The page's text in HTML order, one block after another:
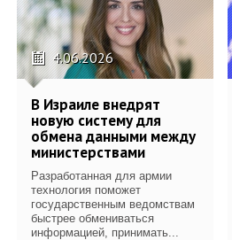
4.06.2026
В Израиле внедрят
новую систему для
обмена данными между
министерствами
Разработанная для армии
технология поможет
государственным ведомствам
быстрее обмениваться
информацией, принимать...